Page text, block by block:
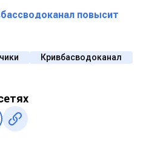
повысит
Кривбасводоканал